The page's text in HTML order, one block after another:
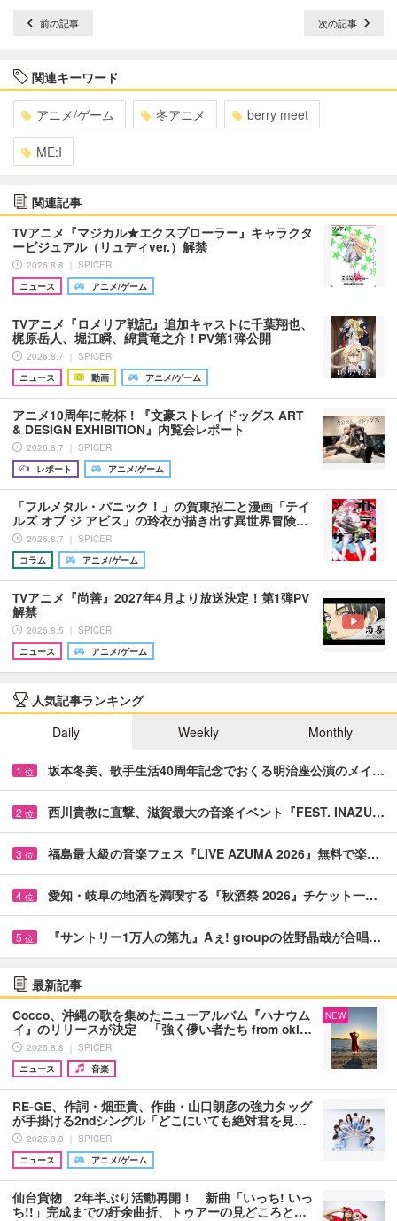
前の記事 次の記事
関連キーワード
アニメ/ゲーム 冬アニメ berry meet
ME:I
関連記事
TVアニメ『マジカル★エクスプローラー』キャラクタ
ービジュアル（リュディver.）解禁
2026.8.8 ｜ SPICER
ニュース
アニメ/ゲーム
TVアニメ『ロメリア戦記』追加キャストに千葉翔也、
梶原岳人、堀江瞬、綿貫竜之介！PV第1弾公開
2026.8.7 ｜ SPICER
ニュース
動画 アニメ/ゲーム
アニメ10周年に乾杯！『文豪ストレイドッグス ART
& DESIGN EXHIBITION』内覧会レポート
2026.8.7 ｜ SPICER
レポート
アニメ/ゲーム
「フルメタル・パニック！」の賀東招二と漫画「テイ
ルズ オブ ジ アビス」の玲衣が描き出す異世界冒険…
2026.8.7 ｜ SPICER
コラム
アニメ/ゲーム
TVアニメ『尚善』2027年4月より放送決定！第1弾PV
解禁
2026.8.5 ｜ SPICER
ニュース
アニメ/ゲーム
人気記事ランキング
Daily
Weekly Monthly
1 位 坂本冬美、歌手生活40周年記念でおくる明治座公演のメイ…
2 位 西川貴教に直撃、滋賀最大の音楽イベント『FEST. INAZU…
3 位 福島最大級の音楽フェス『LIVE AZUMA 2026』無料で楽…
4 位 愛知・岐阜の地酒を満喫する『秋酒祭 2026』チケット一…
5 位 『サントリー1万人の第九』Aぇ! groupの佐野晶哉が合唱…
最新記事
Cocco、沖縄の歌を集めたニューアルバム『ハナウム
イ』のリリースが決定 「強く儚い者たち from oki…
2026.8.8 ｜ SPICER
ニュース
音楽
NEW
RE-GE、作詞・畑亜貴、作曲・山口朗彦の強力タッグ
が手掛ける2ndシングル「どこにいても絶対君を見…
2026.8.8 ｜ SPICER
ニュース
アニメ/ゲーム
仙台貨物 2年半ぶり活動再開！ 新曲「いっち! いっ
ち!!」完成までの紆余曲折、トゥアーの見どころと…